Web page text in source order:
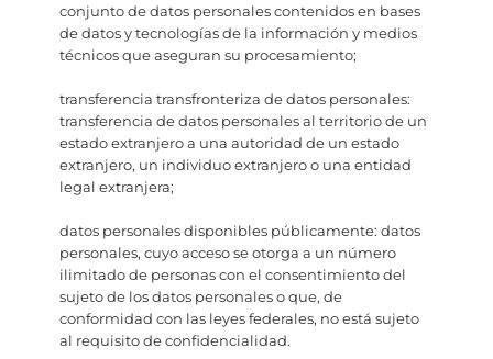
conjunto de datos personales contenidos en bases
de datos y tecnologías de la información y medios
técnicos que aseguran su procesamiento;
transferencia transfronteriza de datos personales:
transferencia de datos personales al territorio de un
estado extranjero a una autoridad de un estado
extranjero, un individuo extranjero o una entidad
legal extranjera;
datos personales disponibles públicamente: datos
personales, cuyo acceso se otorga a un número
ilimitado de personas con el consentimiento del
sujeto de los datos personales o que, de
conformidad con las leyes federales, no está sujeto
al requisito de confidencialidad.